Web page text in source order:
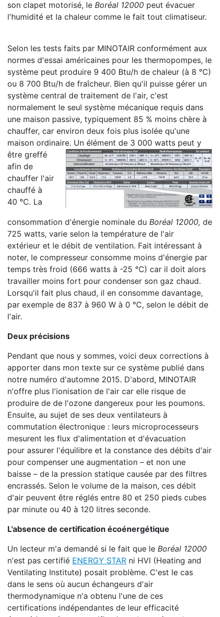
son clapet motorisé, le Boréal 12000 peut évacuer
l'humidité et la chaleur comme le fait tout climatiseur.
Selon les tests faits par MINOTAIR conformément aux
normes d'essai américaines pour les thermopompes, le
système peut produire 9 400 Btu/h de chaleur (à 8 °C)
ou 8 700 Btu/h de fraîcheur. Bien qu'il puisse gérer un
système central de traitement de l'air, c'est
normalement le seul système mécanique requis dans
une maison passive, typiquement 85 % moins chère à
chauffer, car environ deux fois plus isolée qu'une
maison ordinaire. Un élément de 3 000 watts peut y
être greffé
afin de
chauffer l'air
chauffé à
40 °C. La
consommation d'énergie nominale du Boréal 12000, de
725 watts, varie selon la température de l'air
extérieur et le débit de ventilation. Fait intéressant à
noter, le compresseur consomme moins d'énergie par
temps très froid (666 watts à -25 °C) car il doit alors
travailler moins fort pour condenser son gaz chaud.
Lorsqu'il fait plus chaud, il en consomme davantage,
par exemple de 837 à 960 W à 0 °C, selon le débit de
l'air.
Deux précisions
Pendant que nous y sommes, voici deux corrections à
apporter dans mon texte sur ce système publié dans
notre numéro d'automne 2015. D'abord, MINOTAIR
n'offre plus l'ionisation de l'air car elle risque de
produire de de l'ozone dangereux pour les poumons.
Ensuite, au sujet de ses deux ventilateurs à
commutation électronique : leurs microprocesseurs
mesurent les flux d'alimentation et d'évacuation
pour assurer l'équilibre et la constance des débits d'air
pour compenser une augmentation – et non une
baisse – de la pression statique causée par des filtres
encrassés. Selon le volume de la maison, ces débit
d'air peuvent être réglés entre 80 et 250 pieds cubes
par minute ou 40 à 120 litres seconde.
L'absence de certification écoénergétique
Un lecteur m'a demandé si le fait que le Boréal 12000
n'est pas certifié ENERGY STAR ni HVI (Heating and
Ventilating Institute) posait problème. C'est le cas
dans le sens où aucun échangeurs d'air
thermodynamique n'a obtenu l'une de ces
certifications indépendantes de leur efficacité